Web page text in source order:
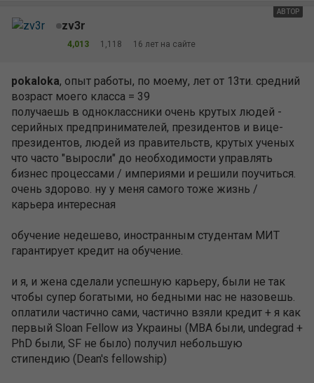
АВТОР
zv3r
4,013 1,118 16 лет на сайте
pokaloka, опыт работы, по моему, лет от 13ти. средний
возраст моего класса = 39
получаешь в одноклассники очень крутых людей -
серийных предпринимателей, президентов и вице-
президентов, людей из правительств, крутых ученых
что часто "выросли" до необходимости управлять
бизнес процессами / империями и решили поучиться.
очень здорово. ну у меня самого тоже жизнь /
карьера интересная
обучение недешево, иностранным студентам МИТ
гарантирует кредит на обучение.
и я, и жена сделали успешную карьеру, были не так
чтобы супер богатыми, но бедными нас не назовешь.
оплатили частично сами, частично взяли кредит + я как
первый Sloan Fellow из Украины (МВА были, undegrad +
PhD были, SF не было) получил небольшую
стипендию (Dean's fellowship)